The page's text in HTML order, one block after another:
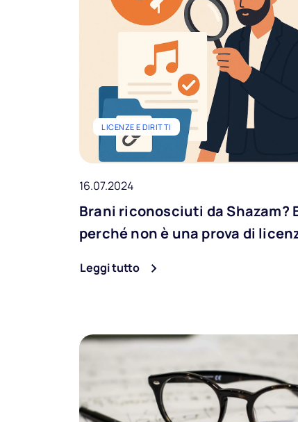
LICENZE E DIRITTI
16.07.2024
Brani riconosciuti da Shazam?
perché non è una prova di
Leggi tutto